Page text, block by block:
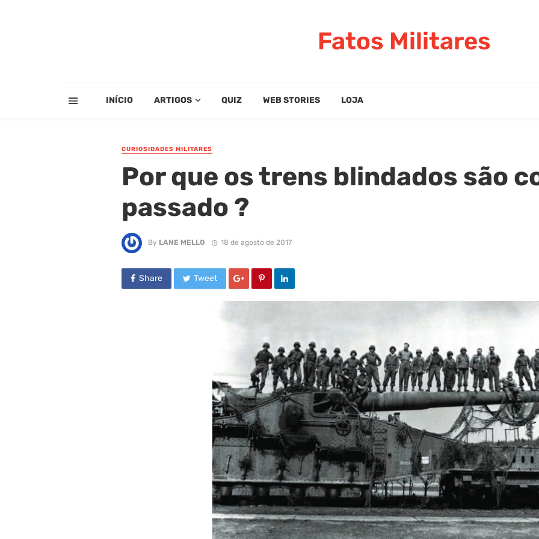
Fatos Militares
INÍCIO ARTIGOS QUIZ WEB STORIES LOJA
CURIOSIDADES MILITARES
Por que os trens blindados são
passado ?
By LANE MELLO 18 de agosto de 2017
Share Tweet